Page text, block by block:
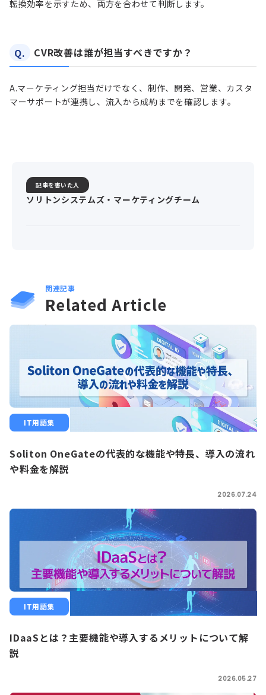
転換効率を示すため、両方を合わせて判断します。
Q. CVR改善は誰が担当すべきですか？
A.マーケティング担当だけでなく、制作、開発、営業、カスタ
マーサポートが連携し、流入から成約までを確認します。
記事を書いた人
ソリトンシステムズ・マーケティングチーム
関連記事
Related Article
IT用語集
Soliton OneGateの代表的な機能や特長、導入の流れ
や料金を解説
2026.07.24
IT用語集
IDaaSとは？主要機能や導入するメリットについて解
説
2026.05.27